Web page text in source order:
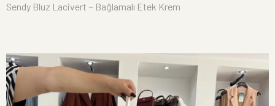
Sendy Bluz Lacivert ~ Bağlamalı Etek Krem